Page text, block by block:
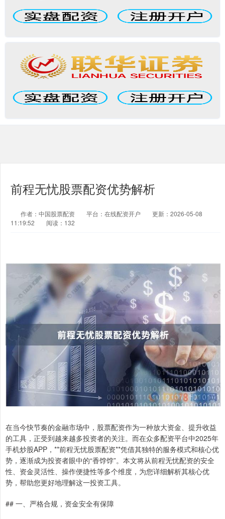
前程无忧股票配资优势解析
作者：中国股票配资 平台：在线配资开户
更新：2026-05-08
11:19:52
阅读：132
在当今快节奏的金融市场中，股票配资作为一种放大资金、提升收益
的工具，正受到越来越多投资者的关注。而在众多配资平台中2025年
手机炒股APP，**前程无忧股票配资**凭借其独特的服务模式和核心优
势，逐渐成为投资者眼中的“香饽饽”。本文将从前程无忧配资的安全
性、资金灵活性、操作便捷性等多个维度，为您详细解析其核心优
势，帮助您更好地理解这一投资工具。
## 一、严格合规，资金安全有保障